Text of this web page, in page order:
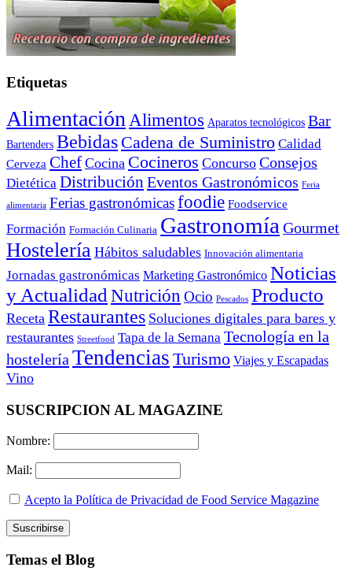
Etiquetas
Alimentación Alimentos Aparatos tecnológicos Bar
Bartenders Bebidas Cadena de Suministro Calidad
Cerveza Chef Cocina Cocineros Concurso Consejos
Dietética Distribución Eventos Gastronómicos Feria
alimentaria Ferias gastronómicasfoodie Foodservice
Formación Formación Culinaria Gastronomía Gourmet
Hostelería Hábitos saludables Innovación alimentaria
Jornadas gastronómicas Marketing Gastronómico Noticias
y Actualidad Nutrición Ocio Pescados Producto
Receta Restaurantes Soluciones digitales para bares y
restaurantes Streetfood Tapa de la Semana Tecnología en la
hostelería Tendencias Turismo Viajes y Escapadas
Vino
SUSCRIPCION AL MAGAZINE
Nombre:
Mail:
Acepto la Política de Privacidad de Food Service Magazine
Temas el Blog